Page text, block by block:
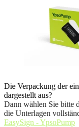
Die Verpackung der
dargestellt aus?
Dann wählen Sie bitte
die Unterlagen
EasySign - YpsoPump